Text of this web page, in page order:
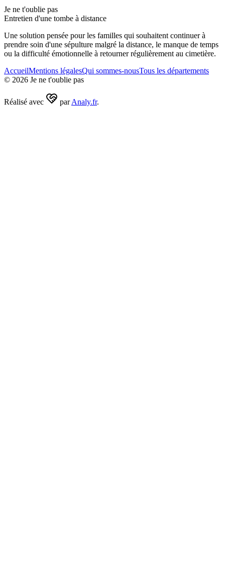
Je ne t'oublie pas
Entretien d'une tombe à distance
Une solution pensée pour les familles qui souhaitent continuer à
prendre soin d'une sépulture malgré la distance, le manque de temps
ou la difficulté émotionnelle à retourner régulièrement au cimetière.
AccueilMentions légalesQui sommes-nousTous les départements
© 2026 Je ne t'oublie pas
Réalisé avec par Analy.fr.